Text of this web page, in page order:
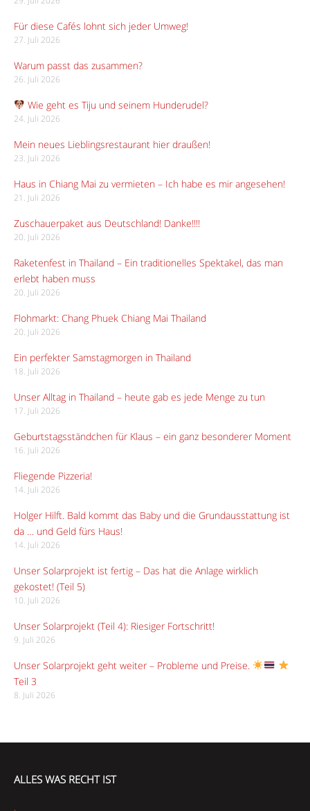
Für diese Cafés lohnt sich jeder Umweg!
27. Juli 2026
Warum passt das zusammen?
26. Juli 2026
Wie geht es Tiju und seinem Hunderudel?
24. Juli 2026
Mein neues Lieblingsrestaurant hier draußen!
23. Juli 2026
Haus in Chiang Mai zu vermieten – Ich habe es mir angesehen!
21. Juli 2026
Zuschauerpaket aus Deutschland! Danke!!!!
20. Juli 2026
Raketenfest in Thailand – Ein traditionelles Spektakel, das man
erlebt haben muss
20. Juli 2026
Flohmarkt: Chang Phuek Chiang Mai Thailand
20. Juli 2026
Ein perfekter Samstagmorgen in Thailand
18. Juli 2026
Unser Alltag in Thailand – heute gab es jede Menge zu tun
17. Juli 2026
Geburtstagsständchen für Klaus – ein ganz besonderer Moment
16. Juli 2026
Fliegende Pizzeria!
14. Juli 2026
Holger Hilft. Bald kommt das Baby und die Grundausstattung ist
da … und Geld fürs Haus!
14. Juli 2026
Unser Solarprojekt ist fertig – Das hat die Anlage wirklich
gekostet! (Teil 5)
10. Juli 2026
Unser Solarprojekt (Teil 4): Riesiger Fortschritt!
9. Juli 2026
Unser Solarprojekt geht weiter – Probleme und Preise.
Teil 3
8. Juli 2026
ALLES WAS RECHT IST